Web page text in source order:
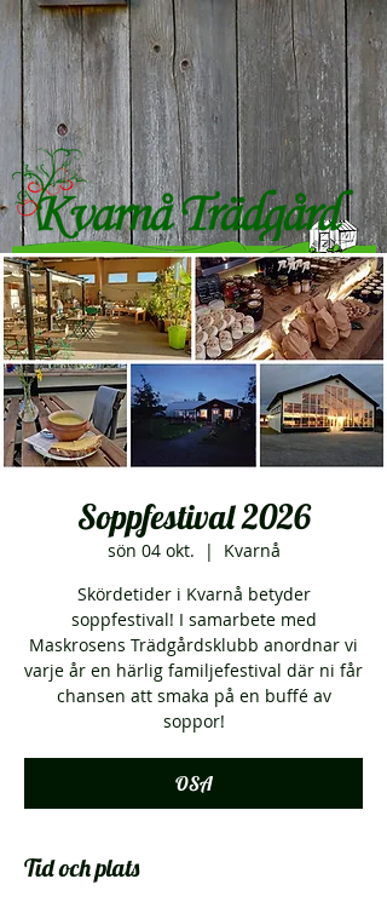
Soppfestival 2026
sön 04 okt.
  |
Kvarnå
Skördetider i Kvarnå betyder
soppfestival! I samarbete med
Maskrosens Trädgårdsklubb anordnar vi
varje år en härlig familjefestival där ni får
chansen att smaka på en buffé av
soppor!
OSA
Tid och plats